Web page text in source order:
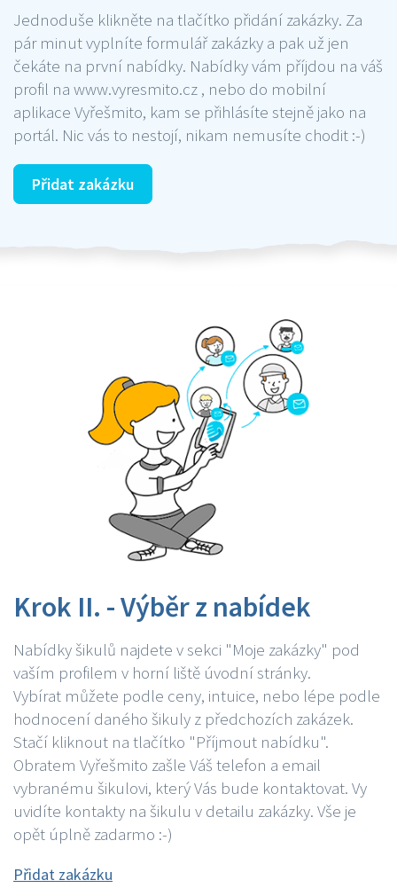
Jednoduše klikněte na tlačítko přidání zakázky. Za
pár minut vyplníte formulář zakázky a pak už jen
čekáte na první nabídky. Nabídky vám příjdou na váš
profil na www.vyresmito.cz , nebo do mobilní
aplikace Vyřešmito, kam se přihlásíte stejně jako na
portál. Nic vás to nestojí, nikam nemusíte chodit :-)
Přidat zakázku
Krok II. - Výběr z nabídek
Nabídky šikulů najdete v sekci "Moje zakázky" pod
vaším profilem v horní liště úvodní stránky.
Vybírat můžete podle ceny, intuice, nebo lépe podle
hodnocení daného šikuly z předchozích zakázek.
Stačí kliknout na tlačítko "Příjmout nabídku".
Obratem Vyřešmito zašle Váš telefon a email
vybranému šikulovi, který Vás bude kontaktovat. Vy
uvidíte kontakty na šikulu v detailu zakázky. Vše je
opět úplně zadarmo :-)
Přidat zakázku